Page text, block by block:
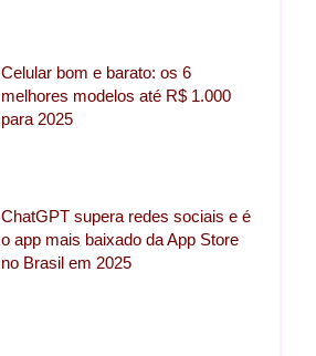
Celular bom e barato: os 6
melhores modelos até R$ 1.000
para 2025
ChatGPT supera redes sociais e é
o app mais baixado da App Store
no Brasil em 2025